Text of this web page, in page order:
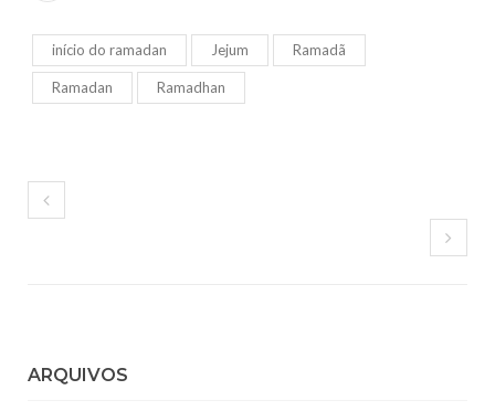
início do ramadan Jejum Ramadã
Ramadan Ramadhan
ARQUIVOS